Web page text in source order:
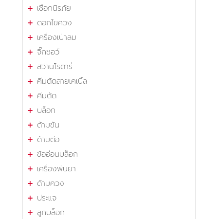
เชือกนิรภัย
ดอกไขควง
เครื่องเป่าลม
จิ๊กซอว์
สว่านโรตารี่
คีมตัดสายเคเบิ้ล
คีมตัด
บล็อก
ด้ามขัน
ด้ามต่อ
ข้ออ่อนบล็อก
เครื่องพ่นยา
ด้ามควง
ประแจ
ลูกบล็อก